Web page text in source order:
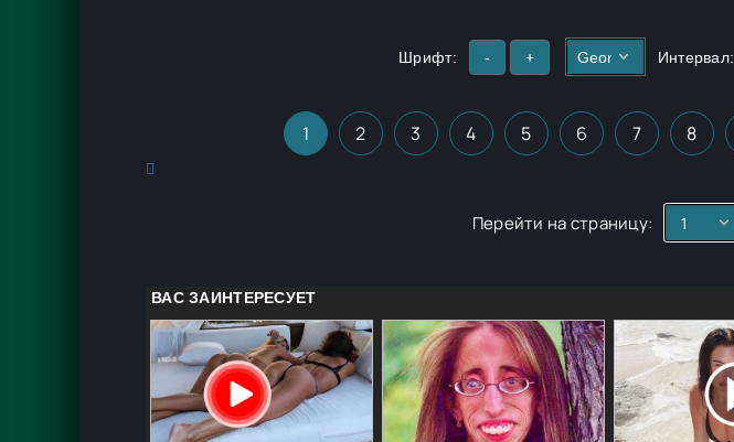
Шрифт: - + Интервал:
1 2 3 4 5 6 7 8
Перейти на страницу: